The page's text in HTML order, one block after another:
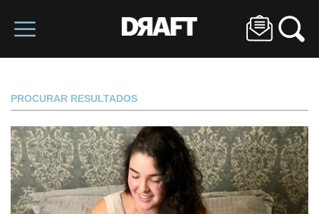
PROCURAR RESULTADOS